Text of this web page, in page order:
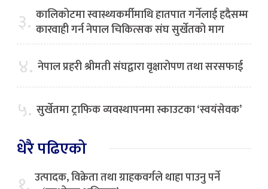
३. कालिकोटमा स्वास्थ्यकर्मीमाथि हातपात गर्नेलाई हदैसम्म
कारवाही गर्न नेपाल चिकित्सक संघ सुर्खेतको माग
४. नेपाल प्रहरी श्रीमती संघद्वारा वृक्षारोपण तथा सरसफाई
५. सुर्खेतमा ट्राफिक व्यवस्थापनमा स्काउटका ‘स्वयंसेवक’
धेरै पढिएको
उत्पादक, विक्रेता तथा ग्राहकवर्गले थाहा पाउनु पर्ने